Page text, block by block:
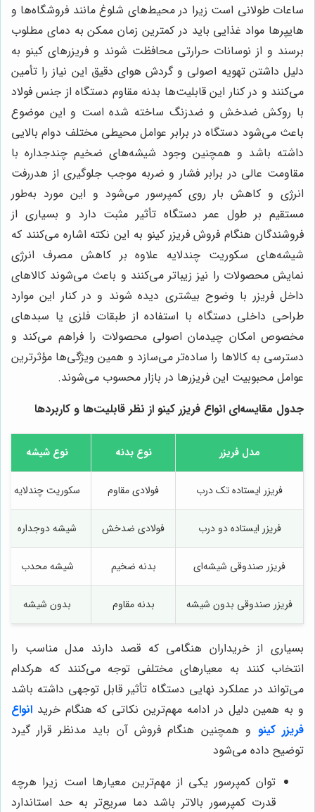
ساعات طولانی است زیرا در محیط‌های شلوغ مانند فروشگاه‌ها و
هایپرها مواد غذایی باید در کمترین زمان ممکن به دمای مطلوب
برسند و از نوسانات حرارتی محافظت شوند و فریزرهای کینو به
دلیل داشتن تهویه اصولی و گردش هوای دقیق این نیاز را تأمین
می‌کنند و در کنار این قابلیت‌ها بدنه مقاوم دستگاه از جنس فولاد
با روکش ضدخش و ضدزنگ ساخته شده است و این موضوع
باعث می‌شود دستگاه در برابر عوامل محیطی مختلف دوام بالایی
داشته باشد و همچنین وجود شیشه‌های ضخیم چندجداره با
مقاومت عالی در برابر فشار و ضربه موجب جلوگیری از هدررفت
انرژی و کاهش بار روی کمپرسور می‌شود و این مورد به‌طور
مستقیم بر طول عمر دستگاه تأثیر مثبت دارد و بسیاری از
فروشندگان هنگام فروش فریزر کینو به این نکته اشاره می‌کنند که
شیشه‌های سکوریت چندلایه علاوه بر کاهش مصرف انرژی
نمایش محصولات را نیز زیباتر می‌کنند و باعث می‌شوند کالاهای
داخل فریزر با وضوح بیشتری دیده شوند و در کنار این موارد
طراحی داخلی دستگاه با استفاده از طبقات فلزی یا سبدهای
مخصوص امکان چیدمان اصولی محصولات را فراهم می‌کند و
دسترسی به کالاها را ساده‌تر می‌سازد و همین ویژگی‌ها مؤثرترین
عوامل محبوبیت این فریزرها در بازار محسوب می‌شوند.
جدول مقایسه‌ای انواع فریزر کینو از نظر قابلیت‌ها و کاربردها
مدل فریزر نوع بدنه نوع شیشه
فریزر ایستاده تک درب فولادی مقاوم سکوریت چندلایه
فریزر ایستاده دو درب فولادی ضدخش شیشه دوجداره
فریزر صندوقی شیشه‌ای بدنه ضخیم شیشه محدب
فریزر صندوقی بدون شیشه بدنه مقاوم بدون شیشه
بسیاری از خریداران هنگامی که قصد دارند مدل مناسب را
انتخاب کنند به معیارهای مختلفی توجه می‌کنند که هرکدام
می‌تواند در عملکرد نهایی دستگاه تأثیر قابل توجهی داشته باشد
و به همین دلیل در ادامه مهم‌ترین نکاتی که هنگام خرید انواع
فریزر کینو و همچنین هنگام فروش آن باید مدنظر قرار گیرد
توضیح داده می‌شود
توان کمپرسور یکی از مهم‌ترین معیارها است زیرا هرچه
قدرت کمپرسور بالاتر باشد دما سریع‌تر به حد استاندارد